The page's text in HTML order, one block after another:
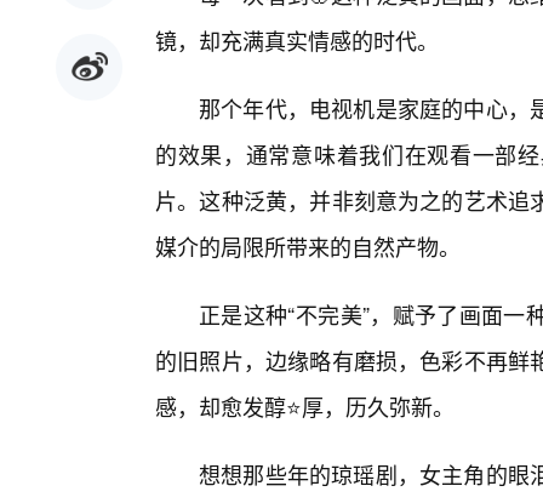
镜，却充满真实情感的时代。
那个年代，电视机是家庭的中心
的效果，通常意味着我们在观看一部
片。这种泛黄，并非刻意为之的艺术
媒介的局限所带来的自然产物。
正是这种“不完美”，赋予了画面
的旧照片，边缘略有磨损，色彩不再
感，却愈发醇⭐厚，历久弥新。
想想那些年的琼瑶剧，女主角的眼